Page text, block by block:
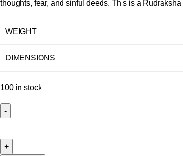
thoughts, fear, and sinful deeds. This is a
WEIGHT
DIMENSIONS
100 in stock
Rudrakch